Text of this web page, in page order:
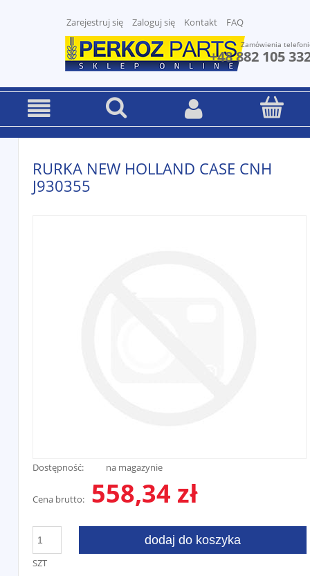
Zarejestruj się Zaloguj się Kontakt FAQ
Zamówienia
+48 882 105
RURKA NEW HOLLAND CASE CNH
J930355
Dostępność: na magazynie
Cena brutto: 558,34 zł
SZT
dodaj do koszyka